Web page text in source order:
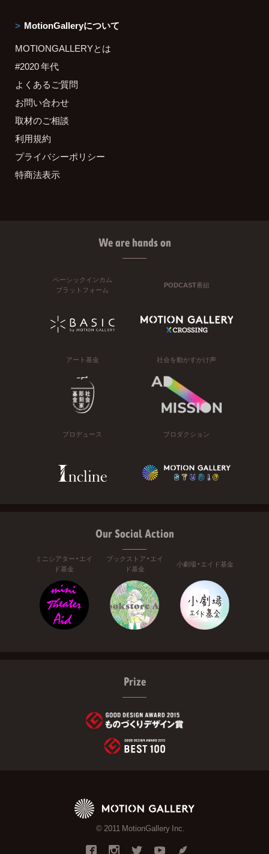
MotionGalleryについて
MOTIONGALLERYとは
#2020 年代
よくあるご質問
お問い合わせ
取材のご相談
利用規約
プライバシーポリシー
特商法表示
We are hands on
ベーシックインカム
プラットフォーム
PODCAST番組
アート基金 社会を動かすかけ声
プロデュース プロダクション
Our Social Action
ミニシアター・エイ
ド基金
ブックストア・エイ
ド基金
小劇場・エイド基金
Prize
© 2011 MotionGallery Inc.